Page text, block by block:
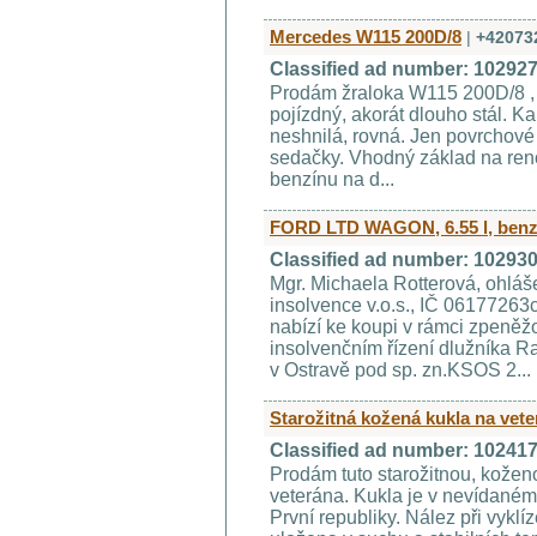
Mercedes W115 200D/8 |
Classified ad number:
Prodám žraloka W115 200D/8
pojízdný, akorát dlouho stál.
neshnilá, rovná. Jen
sedačky. Vhodný základ na
benzínu na d...
FORD LTD WAGON, 6.55 l,
Classified ad number:
Mgr. Michaela Rotterová,
insolvence v.o.s., IČ
nabízí ke koupi v rámci
insolvenčním řízení dlužníka
v Ostravě pod sp. zn.KSOS 2...
Starožitná kožená kukla na
Classified ad number:
Prodám tuto starožitnou,
veterána. Kukla je v
První republiky. Nález při